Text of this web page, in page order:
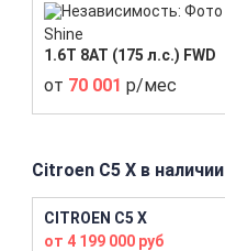
Shine
1.6T 8AT (175 л.с.) FWD
от 70 001 р/мес
Citroen C5 X в наличии
CITROEN C5 X
от 4 199 000 руб